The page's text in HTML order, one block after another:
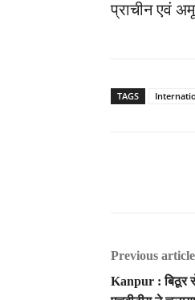
प्राचीन एवं
TAGS
Previous article
Kanpur : बिठूर